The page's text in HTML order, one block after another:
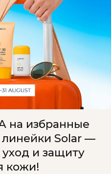
на избранные
Solar —
и защиту
кожи!